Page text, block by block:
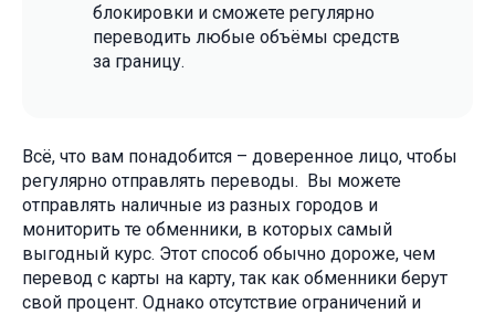
блокировки и сможете регулярно
переводить любые объёмы средств
за границу.
Всё, что вам понадобится – доверенное лицо, чтобы
регулярно отправлять переводы. Вы можете
отправлять наличные из разных городов и
мониторить те обменники, в которых самый
выгодный курс. Этот способ обычно дороже, чем
перевод с карты на карту, так как обменники берут
свой процент. Однако отсутствие ограничений и